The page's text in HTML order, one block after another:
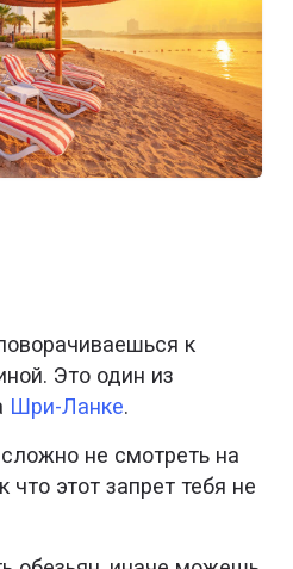
к
Это один из
Шри-Ланке.
не смотреть на
что этот запрет тебя не